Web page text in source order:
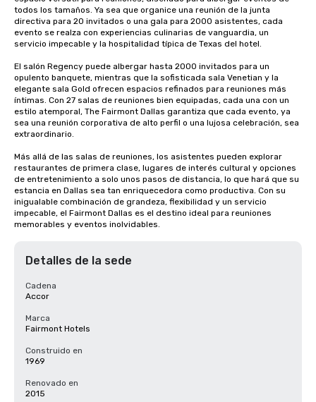
todos los tamaños. Ya sea que organice una reunión de la junta
directiva para 20 invitados o una gala para 2000 asistentes, cada
evento se realza con experiencias culinarias de vanguardia, un
servicio impecable y la hospitalidad típica de Texas del hotel.
El salón Regency puede albergar hasta 2000 invitados para un
opulento banquete, mientras que la sofisticada sala Venetian y la
elegante sala Gold ofrecen espacios refinados para reuniones más
íntimas. Con 27 salas de reuniones bien equipadas, cada una con un
estilo atemporal, The Fairmont Dallas garantiza que cada evento, ya
sea una reunión corporativa de alto perfil o una lujosa celebración, sea
extraordinario.
Más allá de las salas de reuniones, los asistentes pueden explorar
restaurantes de primera clase, lugares de interés cultural y opciones
de entretenimiento a solo unos pasos de distancia, lo que hará que su
estancia en Dallas sea tan enriquecedora como productiva. Con su
inigualable combinación de grandeza, flexibilidad y un servicio
impecable, el Fairmont Dallas es el destino ideal para reuniones
memorables y eventos inolvidables.
Detalles de la sede
Cadena
Accor
Marca
Fairmont Hotels
Construido en
1969
Renovado en
2015